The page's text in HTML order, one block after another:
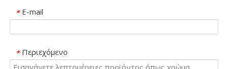
* E-mail
* Περιεχόμενο